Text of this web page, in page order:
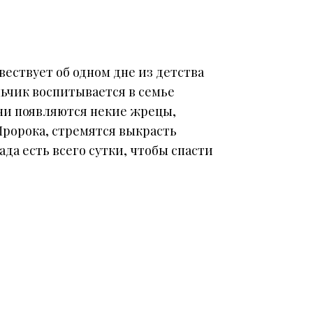
об одном дне из детства
воспитывается в семье
появляются некие жрецы,
стремятся выкрасть
есть всего сутки, чтобы спасти